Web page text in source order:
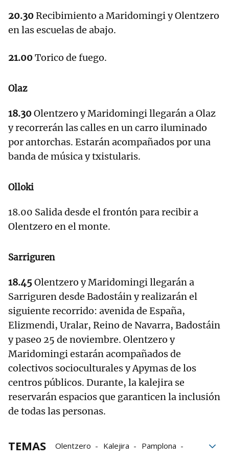
20.30Recibimiento a Maridomingi y Olentzero
en las escuelas de abajo.
21.00Torico de fuego.
Olaz
18.30Olentzero y Maridomingi llegarán a Olaz
y recorrerán las calles en un carro iluminado
por antorchas. Estarán acompañados por una
banda de música y txistularis.
Olloki
18.00 Salida desde el frontón para recibir a
Olentzero en el monte.
Sarriguren
18.45Olentzero y Maridomingi llegarán a
Sarriguren desde Badostáin y realizarán el
siguiente recorrido: avenida de España,
Elizmendi, Uralar, Reino de Navarra, Badostáin
y paseo 25 de noviembre. Olentzero y
Maridomingi estarán acompañados de
colectivos socioculturales y Apymas de los
centros públicos. Durante, la kalejira se
reservarán espacios que garanticen la inclusión
de todas las personas.
TEMAS Olentzero Kalejira
Pamplona